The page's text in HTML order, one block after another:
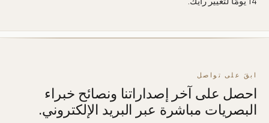
ابقَ على تواصل
احصل على آخر إصداراتنا ونصائح خبراء
البصريات مباشرة عبر البريد الإلكتروني.